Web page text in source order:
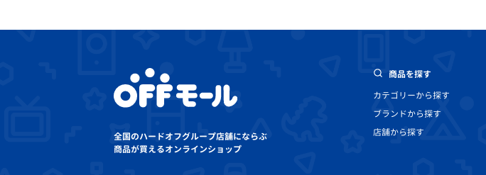
全国のハードオフグループ店舗にならぶ
商品が買えるオンラインショップ
商品を探す
カテゴリーから探す
ブランドから探す
店舗から探す